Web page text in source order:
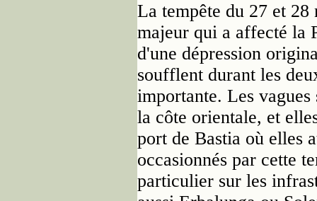
La tempête du 27 et 28
majeur qui a affecté la
d'une dépression
soufflent durant les
importante. Les
la côte orientale, et
port de Bastia où elles
occasionnés par cette
particulier sur les